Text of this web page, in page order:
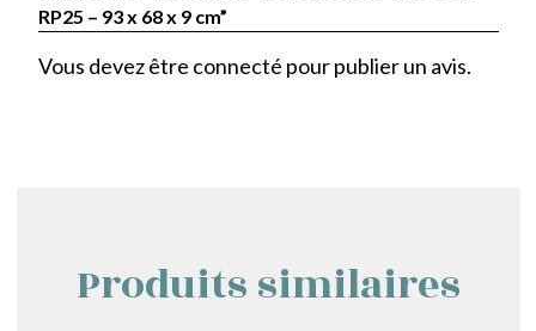
RP25 – 93 x 68 x 9 cm”
Vous devez être connecté pour publier un avis.
Produits similaires